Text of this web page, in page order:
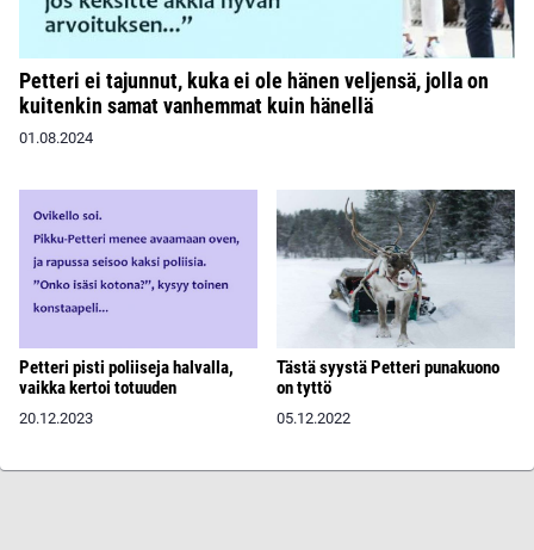
Petteri ei tajunnut, kuka ei ole hänen veljensä, jolla on
kuitenkin samat vanhemmat kuin hänellä
01.08.2024
Petteri pisti poliiseja halvalla,
vaikka kertoi totuuden
20.12.2023
Tästä syystä Petteri punakuono
on tyttö
05.12.2022